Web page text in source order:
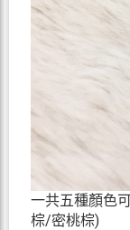
一共五種顏色
棕/密桃棕)